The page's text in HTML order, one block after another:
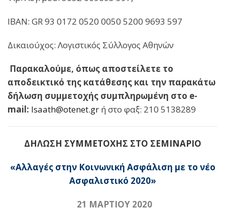
ΙΒΑΝ: GR 93 0172 0520 0050 5200 9693 597
Δικαιούχος: Λογιστικός Σύλλογος Αθηνών
Παρακαλούμε, όπως αποστείλετε το
αποδεικτικό της κατάθεσης και την παρακάτω
δήλωση συμμετοχής συμπληρωμένη στο e-
mail: lsaath@otenet.gr ή στο φαξ: 210 5138289
ΔΗΛΩΣΗ ΣΥΜΜΕΤΟΧΗΣ ΣΤΟ ΣΕΜΙΝΑΡΙΟ
«Αλλαγές στην Κοινωνική Ασφάλιση με το νέο
Ασφαλιστικό 2020»
21 ΜΑΡΤΙΟΥ 2020